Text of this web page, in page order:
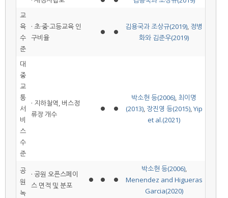
교
육
수
준
· 초·중·고등교육 인
구비율
⏺ ⏺
김용국과 조상규(2019) 정병
화와 김준우(2019)
대
중
교
통
서
비
스
수
준
· 지하철역, 버스정
류장 개수
⏺ ⏺
박소현 등(2006) 최이명
(2013), 장진영 등(2015), Yip
et al.(2021)
공
원
녹
· 공원 오픈스페이
스 면적 및 분포
⏺ ⏺ ⏺
박소현 등(2006),
Menendez and Higueras
Garcia(2020)